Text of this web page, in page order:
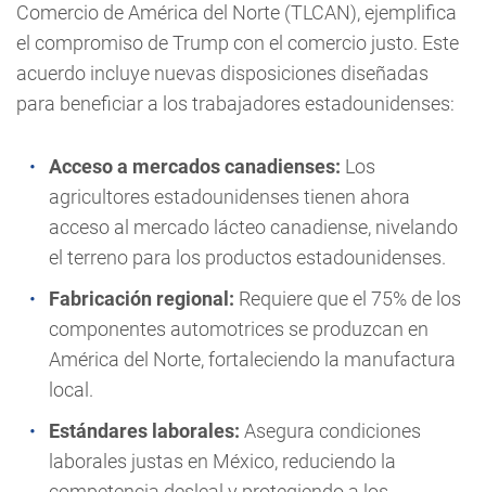
Comercio de América del Norte (TLCAN), ejemplifica
el compromiso de Trump con el comercio justo. Este
acuerdo incluye nuevas disposiciones diseñadas
para beneficiar a los trabajadores estadounidenses:
Acceso a mercados canadienses: Los
agricultores estadounidenses tienen ahora
acceso al mercado lácteo canadiense, nivelando
el terreno para los productos estadounidenses.
Fabricación regional: Requiere que el 75% de los
componentes automotrices se produzcan en
América del Norte, fortaleciendo la manufactura
local.
Estándares laborales: Asegura condiciones
laborales justas en México, reduciendo la